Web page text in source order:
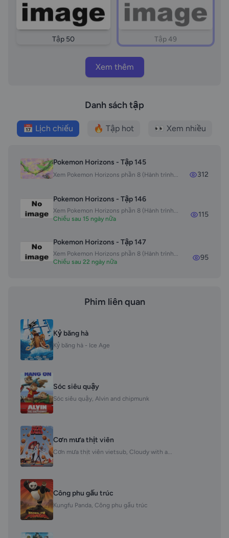
Tập 50 Tập 49
Xem thêm
Danh sách tập
📅 Lịch chiếu 🔥 Tập hot 👀 Xem nhiều
Pokemon Horizons - Tập 145
Xem Pokemon Horizons phần 8 (Hành trình... 312
Pokemon Horizons - Tập 146
Xem Pokemon Horizons phần 8 (Hành trình...
Chiếu sau 15 ngày nữa
115
Pokemon Horizons - Tập 147
Xem Pokemon Horizons phần 8 (Hành trình...
Chiếu sau 22 ngày nữa
95
Phim liên quan
Kỷ băng hà
Kỷ băng hà - Ice Age
Sóc siêu quậy
Sóc siêu quậy, Alvin and chipmunk
Cơn mưa thịt viên
Cơn mưa thịt viên vietsub, Cloudy with a...
Công phu gấu trúc
Kungfu Panda, Công phu gấu trúc